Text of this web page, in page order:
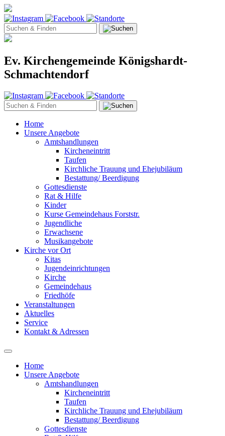
Ev. Kirchengemeinde Königshardt-
Schmachtendorf
Home
Unsere Angebote
Amtshandlungen
Kircheneintritt
Taufen
Kirchliche Trauung und Ehejubiläum
Bestattung/ Beerdigung
Gottesdienste
Rat & Hilfe
Kinder
Kurse Gemeindehaus Forststr.
Jugendliche
Erwachsene
Musikangebote
Kirche vor Ort
Kitas
Jugendeinrichtungen
Kirche
Gemeindehaus
Friedhöfe
Veranstaltungen
Aktuelles
Service
Kontakt & Adressen
Home
Unsere Angebote
Amtshandlungen
Kircheneintritt
Taufen
Kirchliche Trauung und Ehejubiläum
Bestattung/ Beerdigung
Gottesdienste